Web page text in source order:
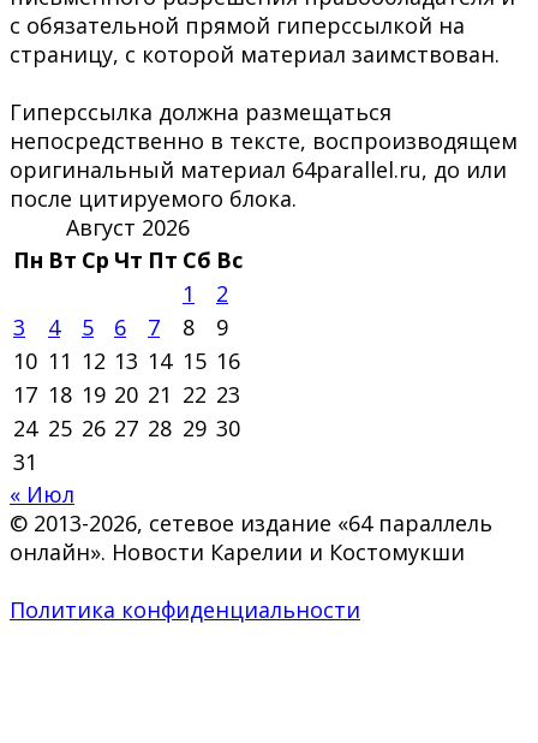
с обязательной прямой гиперссылкой на
страницу, с которой материал заимствован.
Гиперссылка должна размещаться
непосредственно в тексте, воспроизводящем
оригинальный материал 64parallel.ru, до или
после цитируемого блока.
Август 2026
Пн Вт Ср Чт Пт Сб Вс
1
2
3
4 5 6 7 8
9
10 11 12 13 14 15 16
17 18 19 20 21 22 23
24 25 26 27 28 29 30
31
« Июл
© 2013-2026, сетевое издание «64 параллель
онлайн». Новости Карелии и Костомукши
Политика конфиденциальности